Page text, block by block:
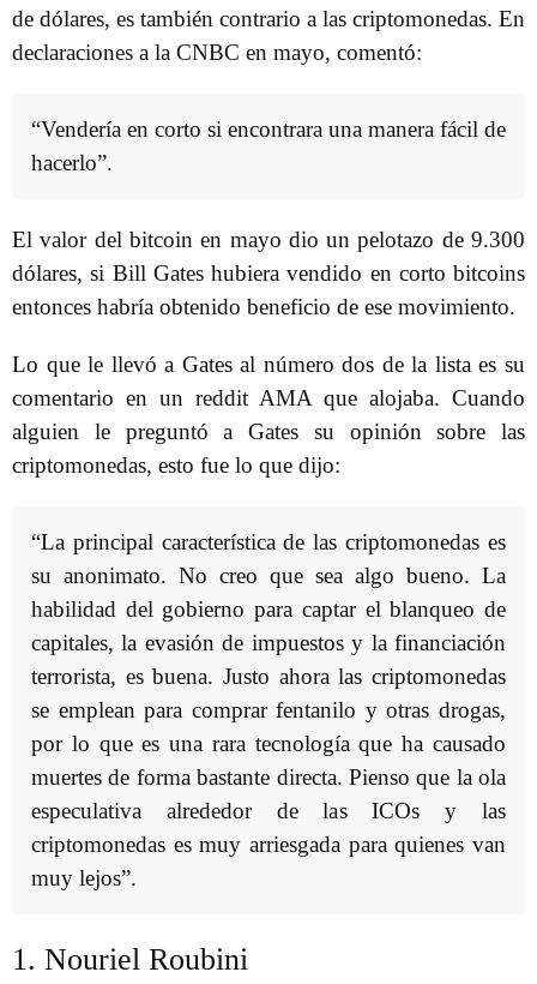
de dólares, es también contrario a las criptomonedas. En
declaraciones a la CNBC en mayo, comentó:
“Vendería en corto si encontrara una manera fácil de
hacerlo”.
El valor del bitcoin en mayo dio un pelotazo de 9.300
dólares, si Bill Gates hubiera vendido en corto bitcoins
entonces habría obtenido beneficio de ese movimiento.
Lo que le llevó a Gates al número dos de la lista es su
comentario en un reddit AMA que alojaba. Cuando
alguien le preguntó a Gates su opinión sobre las
criptomonedas, esto fue lo que dijo:
“La principal característica de las criptomonedas es
su anonimato. No creo que sea algo bueno. La
habilidad del gobierno para captar el blanqueo de
capitales, la evasión de impuestos y la financiación
terrorista, es buena. Justo ahora las criptomonedas
se emplean para comprar fentanilo y otras drogas,
por lo que es una rara tecnología que ha causado
muertes de forma bastante directa. Pienso que la ola
especulativa alrededor de las ICOs y las
criptomonedas es muy arriesgada para quienes van
muy lejos”.
1. Nouriel Roubini